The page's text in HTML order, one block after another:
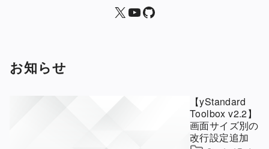
X yStandard 公式YouTubeチャンネルyStandard
お知らせ
【yStandard
Toolbox v2.2】
画面サイズ別の
改行設定追加